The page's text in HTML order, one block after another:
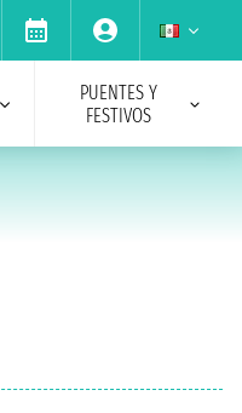
PUENTES Y
FESTIVOS